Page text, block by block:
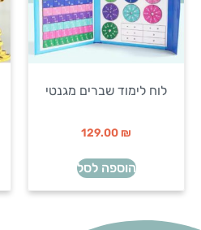
לוח לימוד שברים מגנטי
129.00 ₪
הוספה לסל